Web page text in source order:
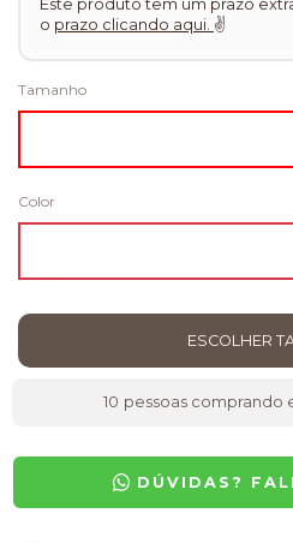
Este produto tem um prazo
o prazo clicando aqui. ✌
Tamanho
Color
10 pessoas comprando
DÚVIDAS?